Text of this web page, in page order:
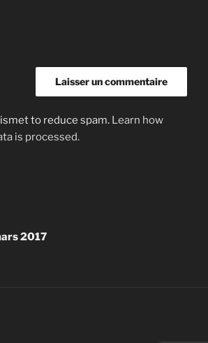
to reduce spam. Learn how
is processed.
2017